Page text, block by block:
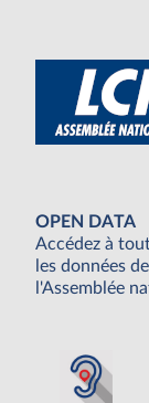
OPEN DATA
Accédez à
les données de
l'Assemblée